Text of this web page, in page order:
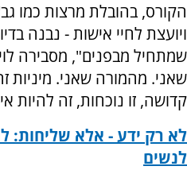
הקורס, בהובלת מרצות כמו
ויועצת לחיי אישות - נבנה
שמתחיל מבפנים", מסבירה
שאני. מהמורה שאני. מיניות
קדושה, זו נוכחות, זה להיות
לא רק ידע - אלא שליחות:
לנשים